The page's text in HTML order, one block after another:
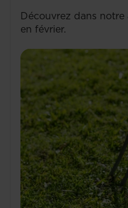
Découvrez dans
en février.